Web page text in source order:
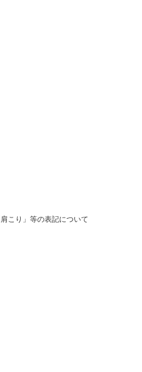
こり」等の表記について